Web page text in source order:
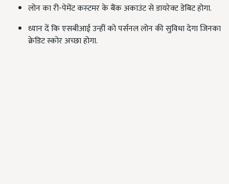
लोन का री-पेमेंट कस्‍टमर के बैंक अकाउंट से डायरेक्ट डेबिट होगा.
ध्यान दें कि एसबीआई उन्हीं को पर्सनल लोन की सुविधा देगा जिनका
क्रेडिट स्कोर अच्छा होगा.